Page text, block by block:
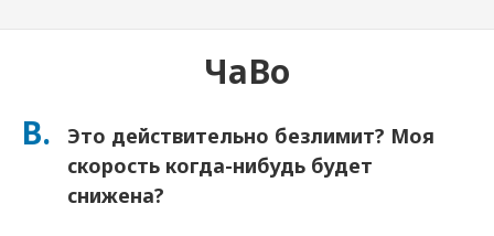
ЧаВо
В.
Это действительно безлимит? Моя
скорость когда-нибудь будет
снижена?